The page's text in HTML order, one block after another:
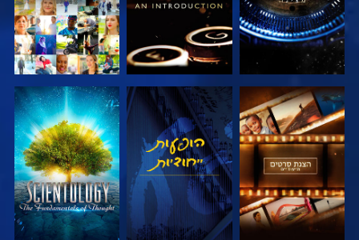
בדוק את הסדרה צפה בדוק את הסדרה